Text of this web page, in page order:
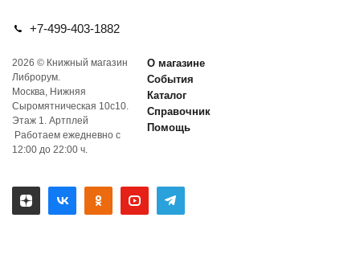
+7-499-403-1882
2026 © Книжный магазин
Либрорум.
Москва, Нижняя
Сыромятническая 10с10.
Этаж 1. Артплей
Работаем ежедневно с
12:00 до 22:00 ч.
О магазине
События
Каталог
Справочник
Помощь